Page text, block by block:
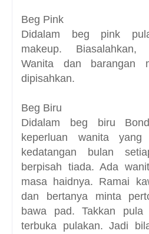
Beg Pink
Didalam beg pink
makeup. Biasalahkan,
Wanita dan barangan
dipisahkan.
Beg Biru
Didalam beg biru
keperluan wanita
kedatangan bulan
berpisah tiada. Ada
masa haidnya. Ramai
dan bertanya minta
bawa pad. Takkan
terbuka pulakan. Jadi